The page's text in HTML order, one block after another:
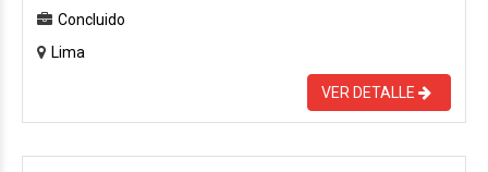
Concluido
Lima
VER DETALLE